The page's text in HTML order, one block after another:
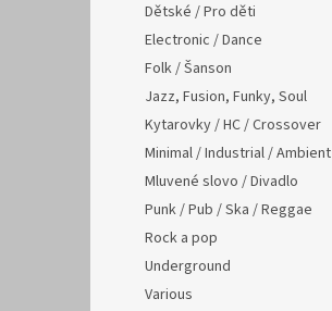
Dětské / Pro děti
Electronic / Dance
Folk / Šanson
Jazz, Fusion, Funky, Soul
Kytarovky / HC / Crossover
Minimal / Industrial / Ambient
Mluvené slovo / Divadlo
Punk / Pub / Ska / Reggae
Rock a pop
Underground
Various